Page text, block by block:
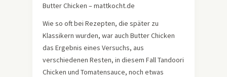
Butter Chicken – mattkocht.de
Wie so oft bei Rezepten, die später zu
Klassikern wurden, war auch Butter Chicken
das Ergebnis eines Versuchs, aus
verschiedenen Resten, in diesem Fall Tandoori
Chicken und Tomatensauce, noch etwas